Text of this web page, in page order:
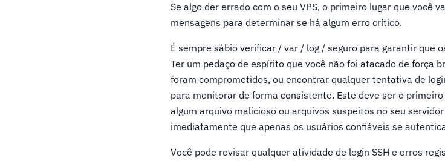
Se algo der errado com o seu VPS, o primeiro lugar que você
mensagens para determinar se há algum erro crítico.
É sempre sábio verificar / var / log / seguro para garantir que
Ter um pedaço de espírito que você não foi atacado de força
foram comprometidos, ou encontrar qualquer tentativa de
para monitorar de forma consistente. Este deve ser o
algum arquivo malicioso ou arquivos suspeitos no seu
imediatamente que apenas os usuários confiáveis se
Você pode revisar qualquer atividade de login SSH e erros